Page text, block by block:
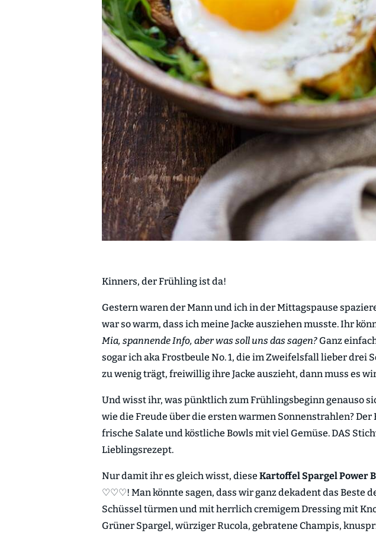
Kinners, der Frühling ist da!
Gestern waren der Mann und ich in der Mittagspause
war so warm, dass ich meine Jacke ausziehen musste. Ihr
Mia, spannende Info, aber was soll uns das sagen?Ganz
sogar ich aka Frostbeule No. 1, die im Zweifelsfall lieber drei
zu wenig trägt, freiwillig ihre Jacke auszieht, dann muss es
Und wisst ihr, was pünktlich zum Frühlingsbeginn genauso
wie die Freude über die ersten warmen Sonnenstrahlen?
frische Salate und köstliche Bowls mit viel Gemüse. DAS
Lieblingsrezept.
Nur damit ihr es gleich wisst, diese Kartoffel Spargel Power
♡♡♡! Man könnte sagen, dass wir ganz dekadent das Beste
Schüssel türmen und mit herrlich cremigem Dressing mit
Grüner Spargel, würziger Rucola, gebratene Champis,